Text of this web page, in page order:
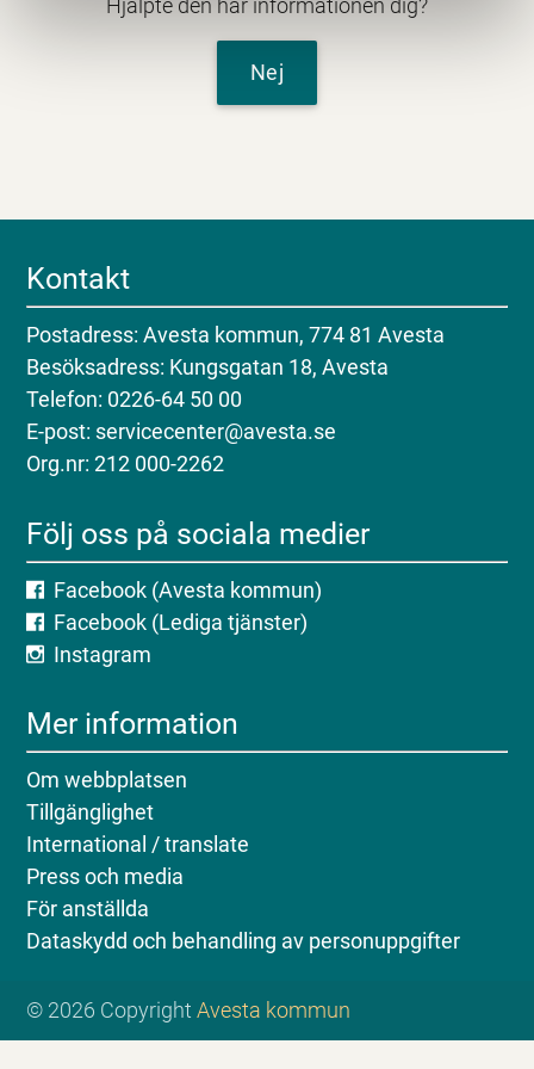
Nej
Kontakt
Postadress: Avesta kommun, 774 81 Avesta
Besöksadress: Kungsgatan 18, Avesta
Telefon: 0226-64 50 00
E-post: servicecenter@avesta.se
Org.nr: 212 000-2262
Följ oss på sociala medier
Facebook (Avesta kommun)
Facebook (Lediga tjänster)
Instagram
Mer information
Om webbplatsen
Tillgänglighet
International / translate
Press och media
För anställda
Dataskydd och behandling av personuppgifter
© 2026 CopyrightAvesta kommun